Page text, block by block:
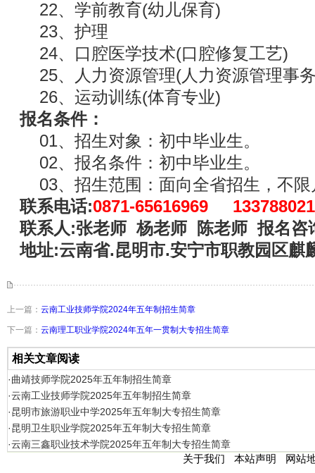
22、学前教育(幼儿保育)
23、护理
24、口腔医学技术(口腔修复工艺)
25、人力资源管理(人力资源管理事
26、运动训练(体育专业)
报名条件：
01、招生对象：初中毕业生。
02、报名条件：初中毕业生。
03、招生范围：面向全省招生，不限
联系电话:0871-65616969
联系人:张老师 杨老师 陈老师 报名咨
地址:云南省.昆明市.安宁市职教园区麒
上一篇： 云南工业技师学院2024年五年制招生简章
下一篇： 云南理工职业学院2024年五年一贯制大专招生简章
相关文章阅读
·曲靖技师学院2025年五年制招生简章
·云南工业技师学院2025年五年制招生简章
·昆明市旅游职业中学2025年五年制大专招生简章
·昆明卫生职业学院2025年五年制大专招生简章
·云南三鑫职业技术学院2025年五年制大专招生简章
关于我们 本站声明 网站